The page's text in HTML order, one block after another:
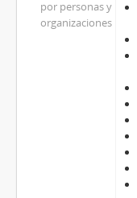
por personas y
organizaciones